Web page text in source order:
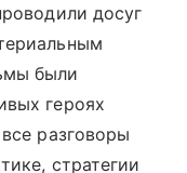
досуг
были
героях
разговоры
стратегии